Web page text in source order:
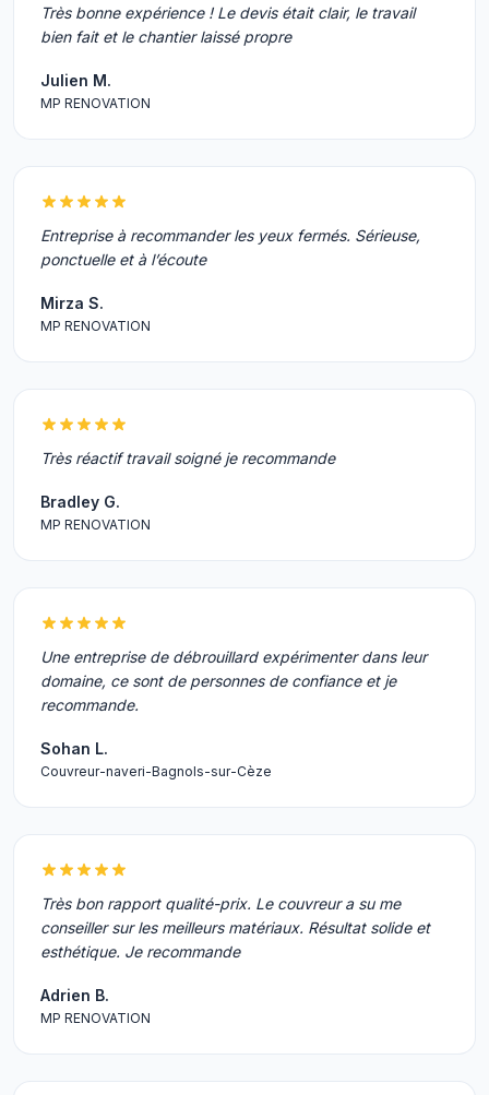
Très bonne expérience ! Le devis était clair, le travail
bien fait et le chantier laissé propre
Julien M.
MP RENOVATION
Entreprise à recommander les yeux fermés. Sérieuse,
ponctuelle et à l’écoute
Mirza S.
MP RENOVATION
Très réactif travail soigné je recommande
Bradley G.
MP RENOVATION
Une entreprise de débrouillard expérimenter dans leur
domaine, ce sont de personnes de confiance et je
recommande.
Sohan L.
Couvreur-naveri-Bagnols-sur-Cèze
Très bon rapport qualité-prix. Le couvreur a su me
conseiller sur les meilleurs matériaux. Résultat solide et
esthétique. Je recommande
Adrien B.
MP RENOVATION